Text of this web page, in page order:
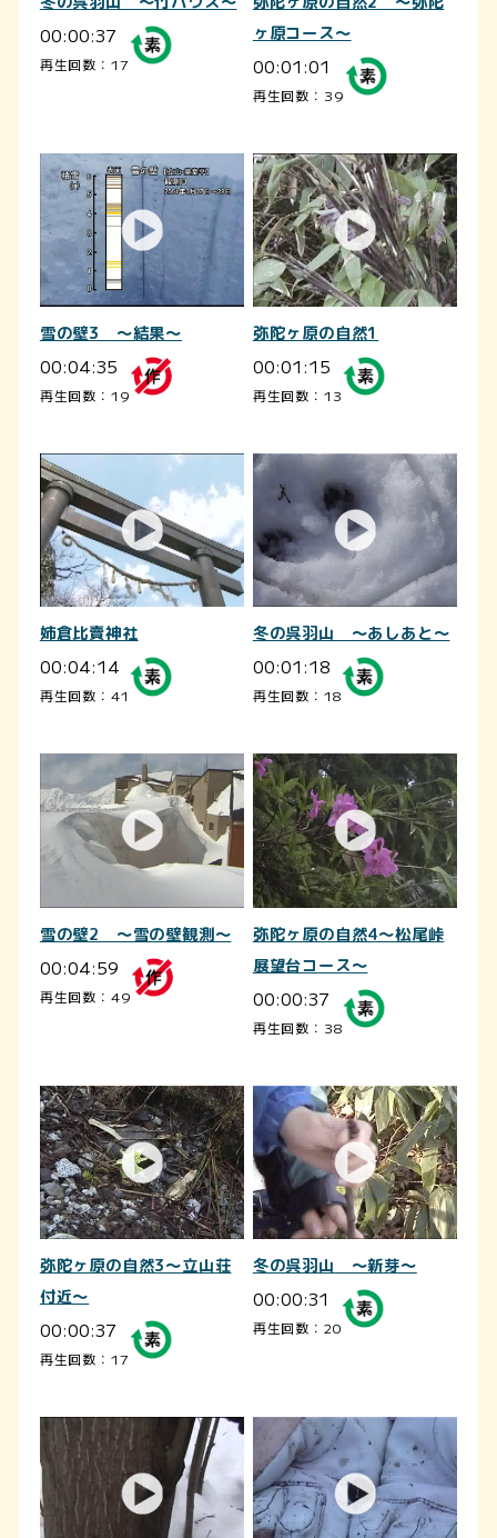
00:00:37
再生回数：17
ヶ原コース～
00:01:01
再生回数：39
雪の壁3 ～結果～
00:04:35
再生回数：19
弥陀ヶ原の自然1
00:01:15
再生回数：13
姉倉比賣神社
00:04:14
再生回数：41
冬の呉羽山 ～あしあと～
00:01:18
再生回数：18
雪の壁2 ～雪の壁観測～
00:04:59
再生回数：49
弥陀ヶ原の自然4～松尾峠
展望台コース～
00:00:37
再生回数：38
弥陀ヶ原の自然3～立山荘
付近～
00:00:37
再生回数：17
冬の呉羽山 ～新芽～
00:00:31
再生回数：20